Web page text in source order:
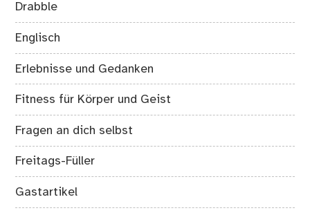
Drabble
Englisch
Erlebnisse und Gedanken
Fitness für Körper und Geist
Fragen an dich selbst
Freitags-Füller
Gastartikel